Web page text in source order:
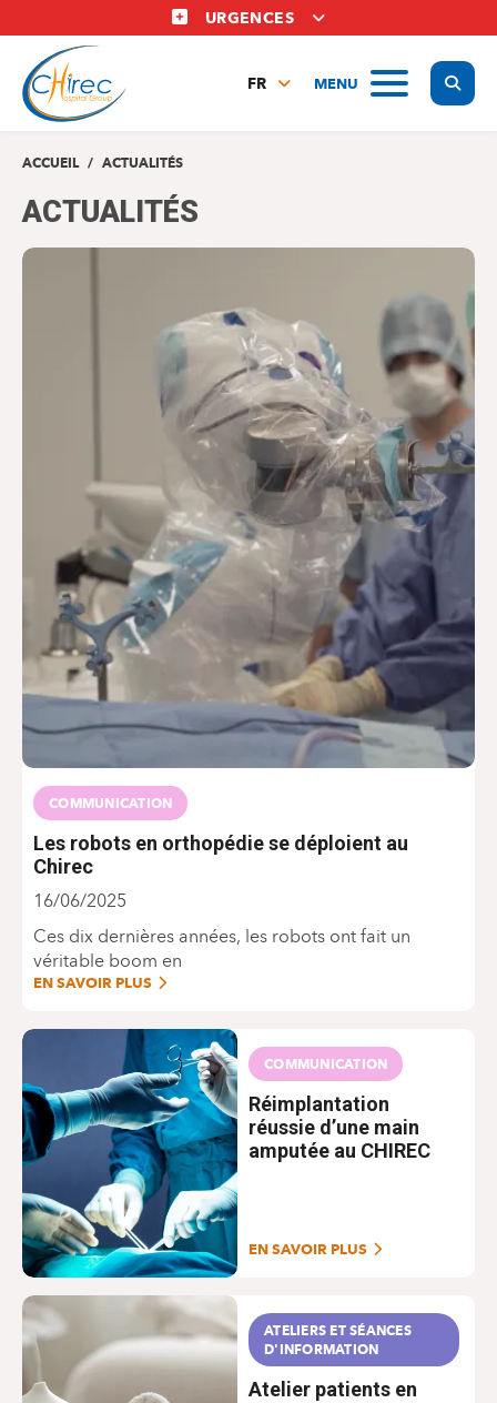
au
contenu
principal
URGENCES
MENU
FR
ACCUEIL ACTUALITÉS
ACTUALITÉS
COMMUNICATION
Les robots en orthopédie se déploient au
Chirec
16/06/2025
Ces dix dernières années, les robots ont fait un
véritable boom en
EN SAVOIR PLUS
COMMUNICATION
Réimplantation
réussie d’une main
amputée au CHIREC
EN SAVOIR PLUS
ATELIERS ET SÉANCES
D'INFORMATION
Atelier patients en